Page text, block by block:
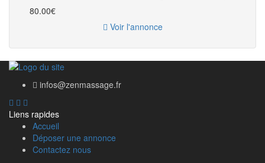
80.00€
Voir l'annonce
infos@zenmassage.fr
Liens rapides
Accueil
Déposer une annonce
Contactez nous